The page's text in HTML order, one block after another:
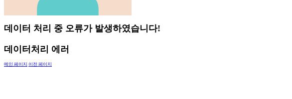
데이터 처리 중 오류가 발생하였습니다!
데이터처리 에러
메인 페이지 이전 페이지